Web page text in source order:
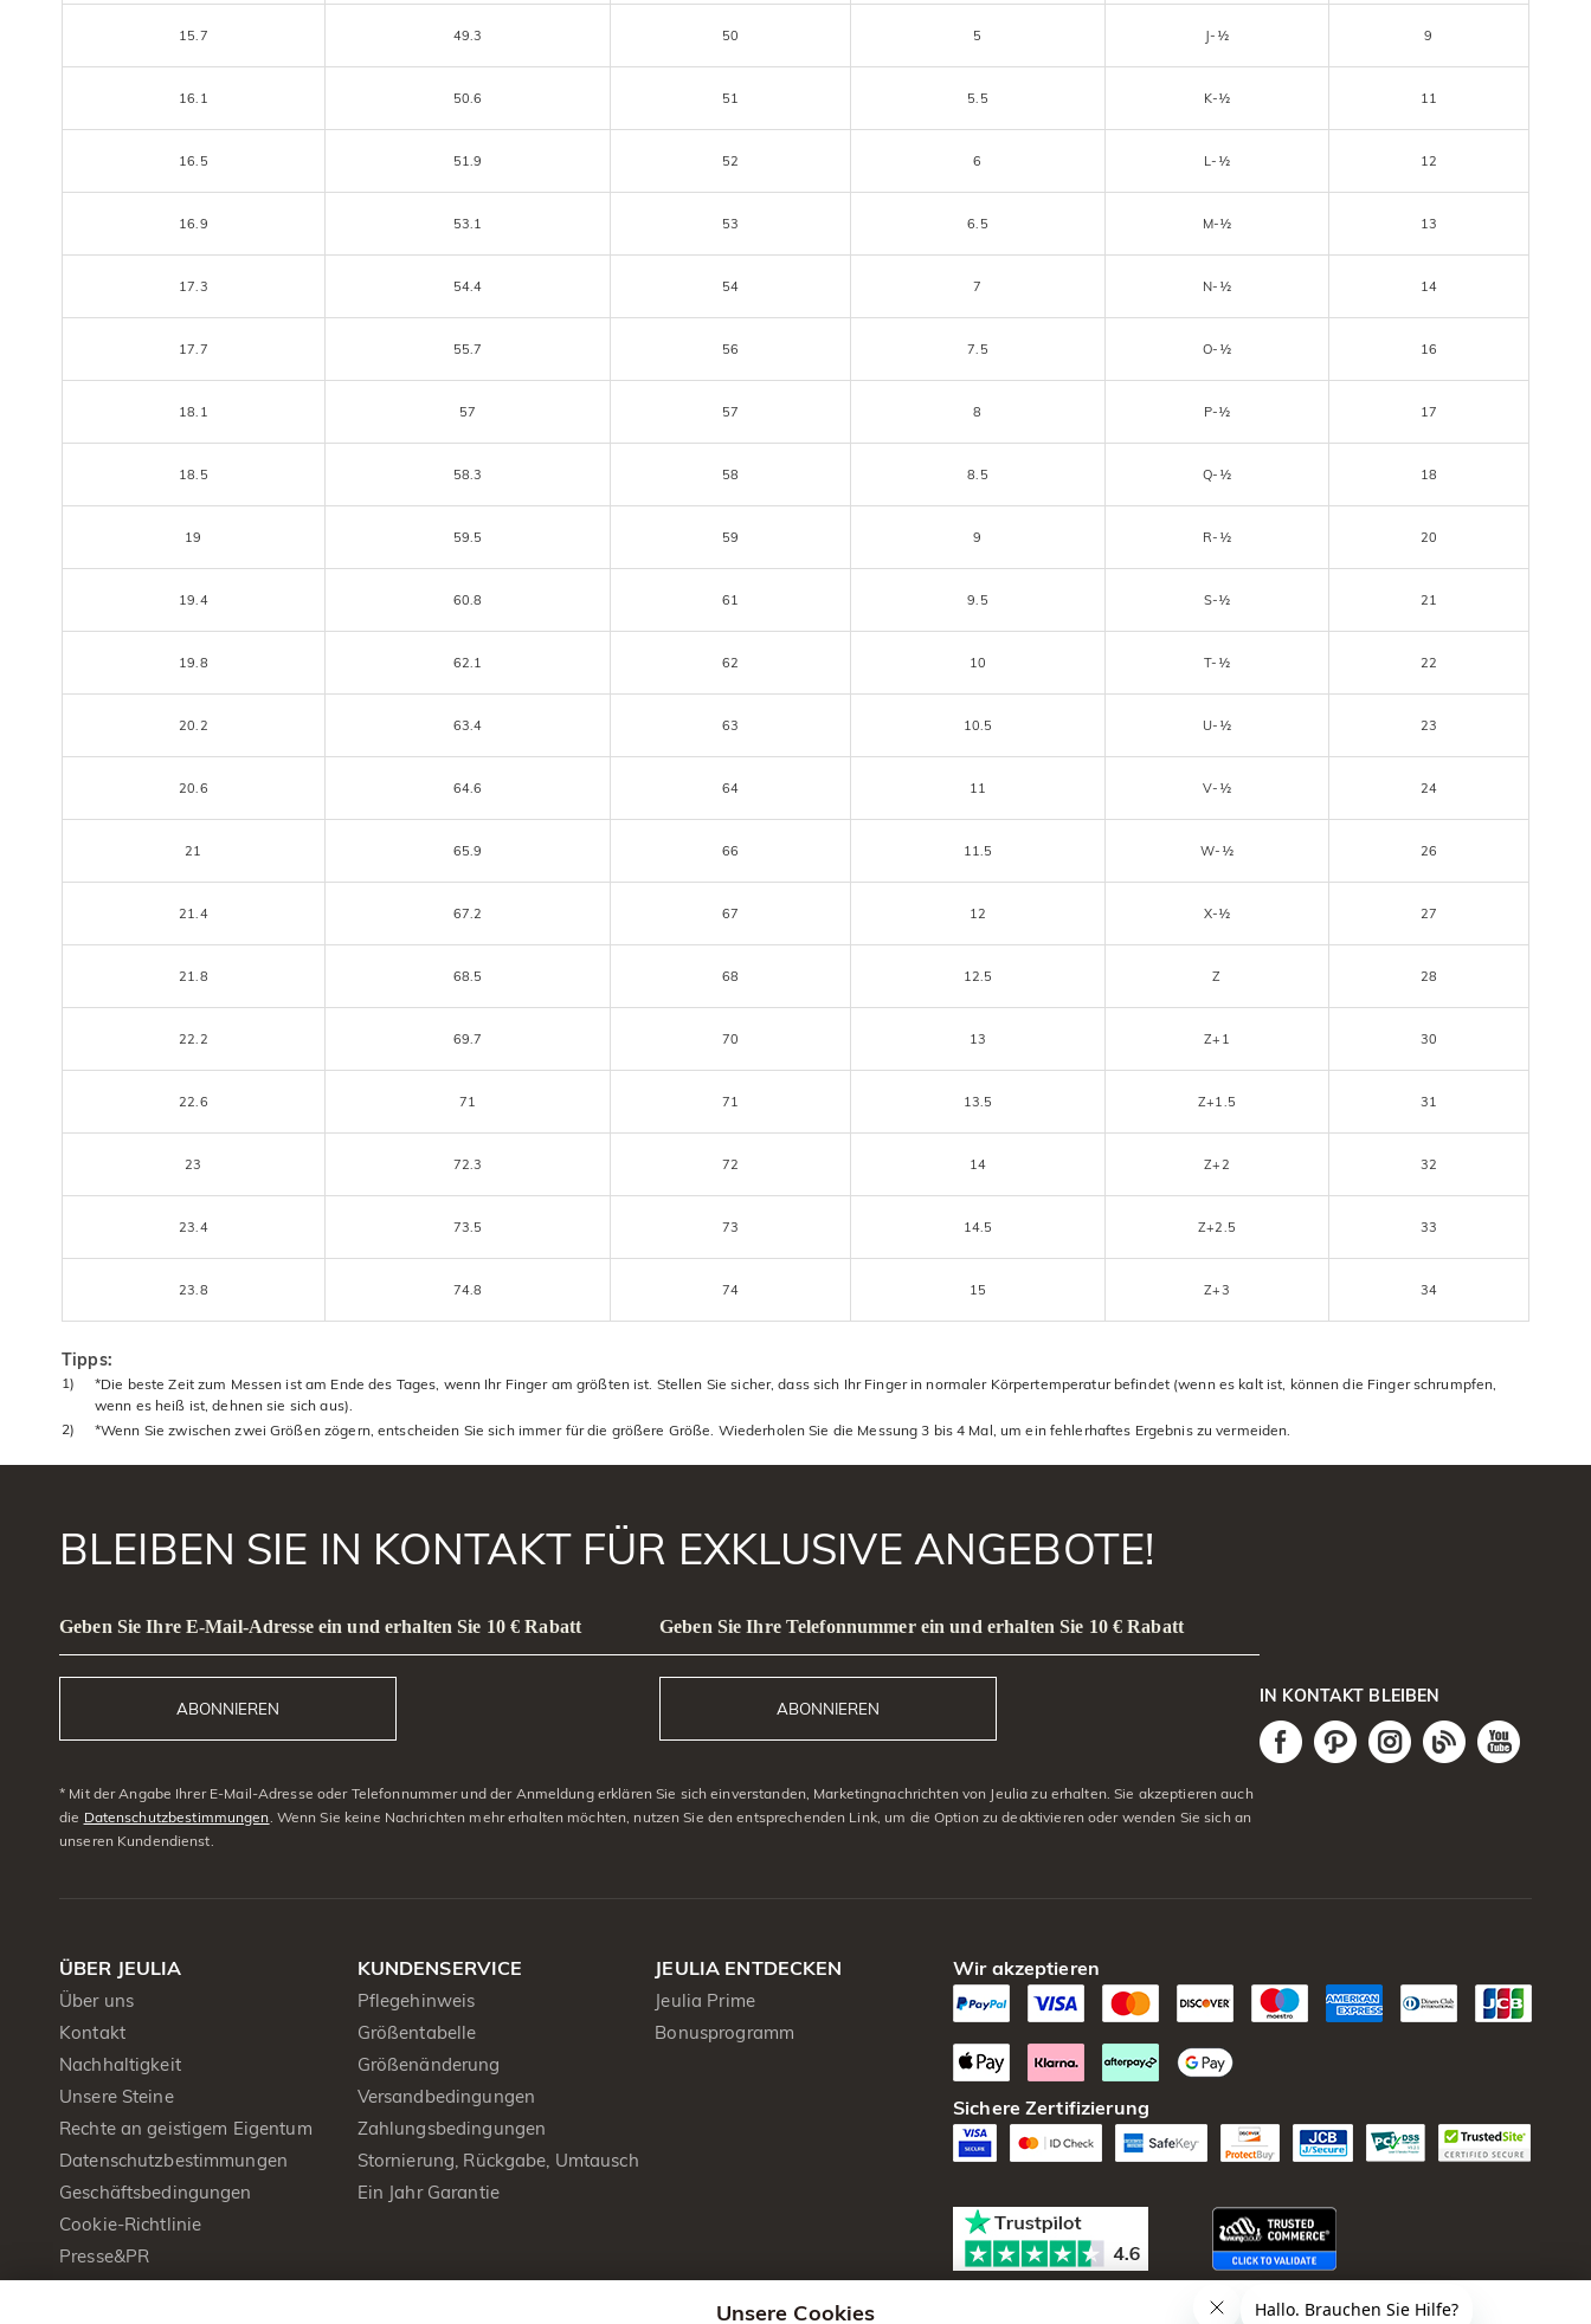
15.7 49.3 50 5 J-½ 9
16.1 50.6 51 5.5 K-½ 11
16.5 51.9 52 6 L-½ 12
16.9 53.1 53 6.5 M-½ 13
17.3 54.4 54 7 N-½ 14
17.7 55.7 56 7.5 O-½ 16
18.1 57 57 8 P-½ 17
18.5 58.3 58 8.5 Q-½ 18
19 59.5 59 9 R-½ 20
19.4 60.8 61 9.5 S-½ 21
19.8 62.1 62 10 T-½ 22
20.2 63.4 63 10.5 U-½ 23
20.6 64.6 64 11 V-½ 24
21 65.9 66 11.5 W-½ 26
21.4 67.2 67 12 X-½ 27
21.8 68.5 68 12.5 Z 28
22.2 69.7 70 13 Z+1 30
22.6 71 71 13.5 Z+1.5 31
23 72.3 72 14 Z+2 32
23.4 73.5 73 14.5 Z+2.5 33
23.8 74.8 74 15 Z+3 34
Tipps:
1)
*Die beste Zeit zum Messen ist am Ende des Tages, wenn Ihr Finger am größten ist. Stellen Sie sicher, dass sich Ihr Finger in normaler Körpertemperatur befindet (wenn es kalt ist, können die Finger schrumpfen,
wenn es heiß ist, dehnen sie sich aus).
2)
*Wenn Sie zwischen zwei Größen zögern, entscheiden Sie sich immer für die größere Größe. Wiederholen Sie die Messung 3 bis 4 Mal, um ein fehlerhaftes Ergebnis zu vermeiden.
BLEIBEN SIE IN KONTAKT FÜR EXKLUSIVE ANGEBOTE!
Geben Sie Ihre E-Mail-Adresse ein und erhalten Sie 10 € Rabatt
ABONNIEREN
Geben Sie Ihre Telefonnummer ein und erhalten Sie 10 € Rabatt
ABONNIEREN
* Mit der Angabe Ihrer E-Mail-Adresse oder Telefonnummer und der Anmeldung erklären Sie sich einverstanden, Marketingnachrichten von Jeulia zu erhalten. Sie akzeptieren auch
die Datenschutzbestimmungen . Wenn Sie keine Nachrichten mehr erhalten möchten, nutzen Sie den entsprechenden Link, um die Option zu deaktivieren oder wenden Sie sich an
unseren Kundendienst.
IN KONTAKT BLEIBEN
ÜBER JEULIA
Über uns
Kontakt
Nachhaltigkeit
Unsere Steine
Rechte an geistigem Eigentum
Datenschutzbestimmungen
Geschäftsbedingungen
Cookie-Richtlinie
Presse&PR
Produktbroschüre
KUNDENSERVICE
Pflegehinweis
Größentabelle
Größenänderung
Versandbedingungen
Zahlungsbedingungen
Stornierung, Rückgabe, Umtausch
Ein Jahr Garantie
JEULIA ENTDECKEN
Jeulia Prime
Bonusprogramm
Wir akzeptieren
Sichere Zertifizierung
Unsere Cookies